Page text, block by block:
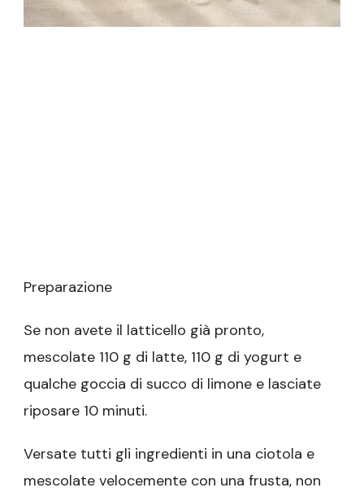
Preparazione
Se non avete il latticello già pronto,
mescolate 110 g di latte, 110 g di yogurt e
qualche goccia di succo di limone e lasciate
riposare 10 minuti.
Versate tutti gli ingredienti in una ciotola e
mescolate velocemente con una frusta, non